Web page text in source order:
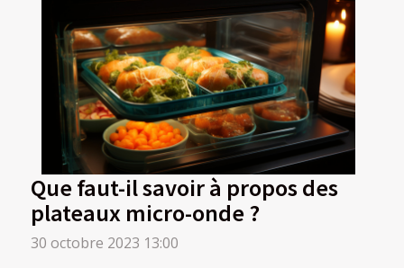
Que faut-il savoir à propos des
plateaux micro-onde ?
30 octobre 2023 13:00